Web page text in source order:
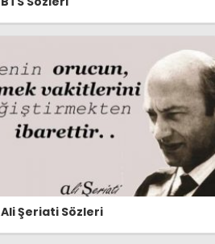
Ali Şeriati Sözleri